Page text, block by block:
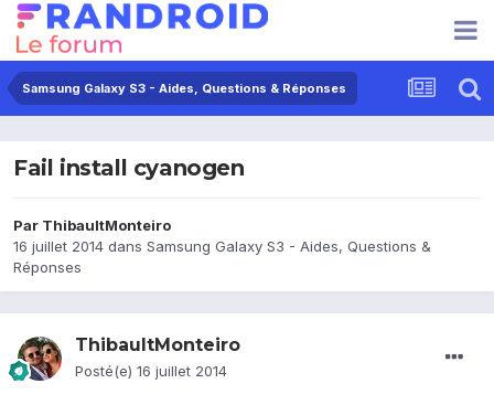
Samsung Galaxy S3 - Aides, Questions & Réponses
Fail install cyanogen
Par ThibaultMonteiro
16 juillet 2014 dans Samsung Galaxy S3 - Aides, Questions &
Réponses
ThibaultMonteiro
Posté(e) 16 juillet 2014